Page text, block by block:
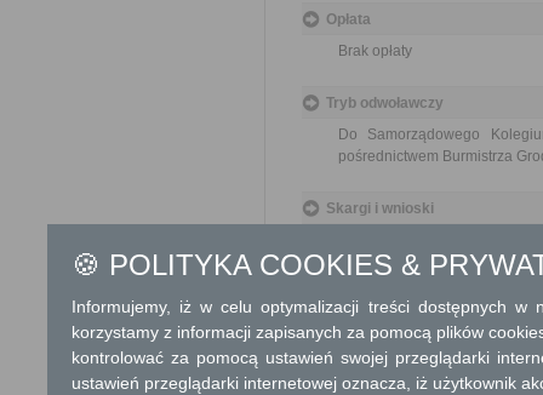
Opłata
Brak opłaty
Tryb odwoławczy
Do Samorządowego
pośrednictwem Burmistrza
Skargi i wnioski
Na wniosku o wycięcie
działek
W przypadku drzew/
🍪 POLITYKA COOKIES &
Informujemy, iż w celu optymalizacji treści dostępnych w
korzystamy z informacji zapisanych za pomocą plików
kontrolować za pomocą ustawień swojej przeglądarki
ustawień przeglądarki internetowej oznacza, iż użytkownik